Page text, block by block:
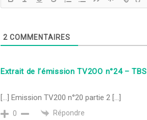
2 COMMENTAIRES
Extrait de l’émission TV2OO n°24 – TBS
[…] Emission TV200 n°20 partie 2 […]
0 Répondre